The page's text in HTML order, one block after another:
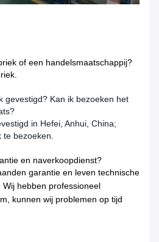
of een handelsmaatschappij?
gevestigd? Kan ik bezoeken het
in Hefei, Anhui, China;
bezoeken.
en naverkoopdienst?
garantie en leven technische
hebben professioneel
kunnen wij problemen op tijd